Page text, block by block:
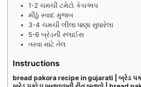
1-2 ચમચી ટમેટો કેચઅપ
મીઠું સ્વાદ મુજબ
3-4 ચમચી લીલા ધાણા સુધારેલા
5-6 બ્રેડની સ્લાઈસ
તરવા માટે તેલ
Instructions
bread pakora recipe in gujarati | બ્રેડ